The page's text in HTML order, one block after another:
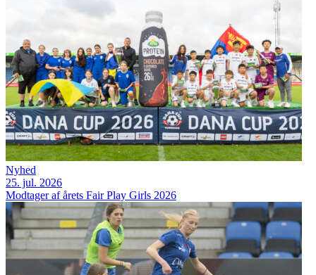
Nyhed
25. jul. 2026
Modtager af årets Fair Play Girls 2026